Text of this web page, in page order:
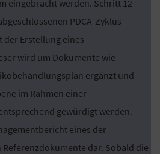
eingebracht werden. Schritt 12
PDCA-Zyklus
der Erstellung eines
wird um Dokumente wie
ergänzt und
im Rahmen einer
gewürdigt werden.
eines der
dar. Sobald die